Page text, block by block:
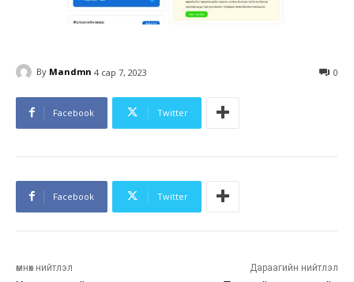
By Mandmn 4 сар 7, 2023 0
Facebook Twitter
Facebook Twitter
өмнөх нийтлэл Дараагийн нийтлэл